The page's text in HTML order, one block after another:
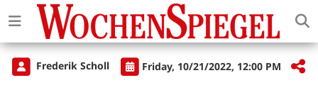
Frederik Scholl Friday, 10/21/2022, 12:00 PM